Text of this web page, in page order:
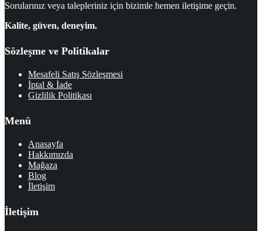
Sorularınız veya talepleriniz için bizimle hemen iletişime geçin.
Kalite, güven, deneyim.
Sözleşme ve Politikalar
Mesafeli Satış Sözleşmesi
İptal & İade
Gizlilik Politikası
Menü
Anasayfa
Hakkımızda
Mağaza
Blog
İletişim
İletişim